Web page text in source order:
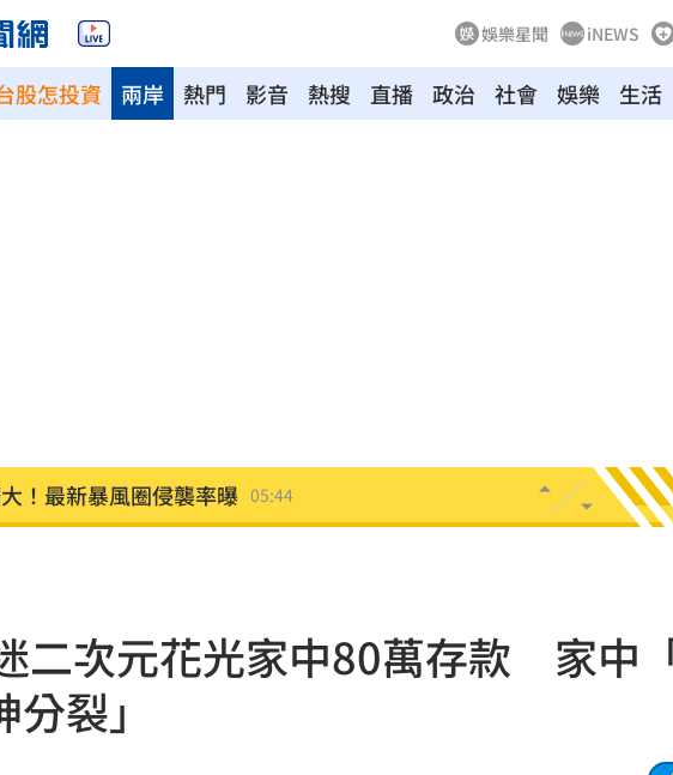
娛樂星聞 iNEWS
股怎投資 熱門 影音 熱搜 直播 政治 社會 娛樂 生活
兩岸
黨不認錯反嗆⋯網炸鍋 05:43
可課俄國商品500%關稅
逾4成想做到80歲 05:05
曉玲一招：恐白忙一場
二次元花光家中80萬存款 家中
裂」